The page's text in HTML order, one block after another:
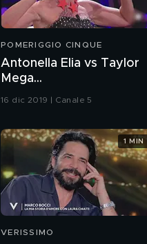
POMERIGGIO CINQUE
Antonella Elia vs Taylor
Mega...
16 dic 2019 | Canale 5
VERISSIMO
1 MIN